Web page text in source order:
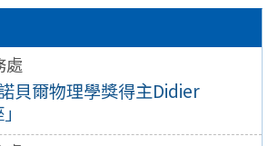
處
貝爾物理學獎得主Didier